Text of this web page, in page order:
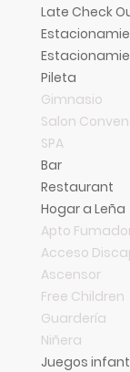
Late Check
Pileta
Gimnasio
Salon
SPA
Bar
Restaurant
Hogar a Leña
Apto
Acceso
Ascensor
Free Children
Guardería
Niñera
Juegos